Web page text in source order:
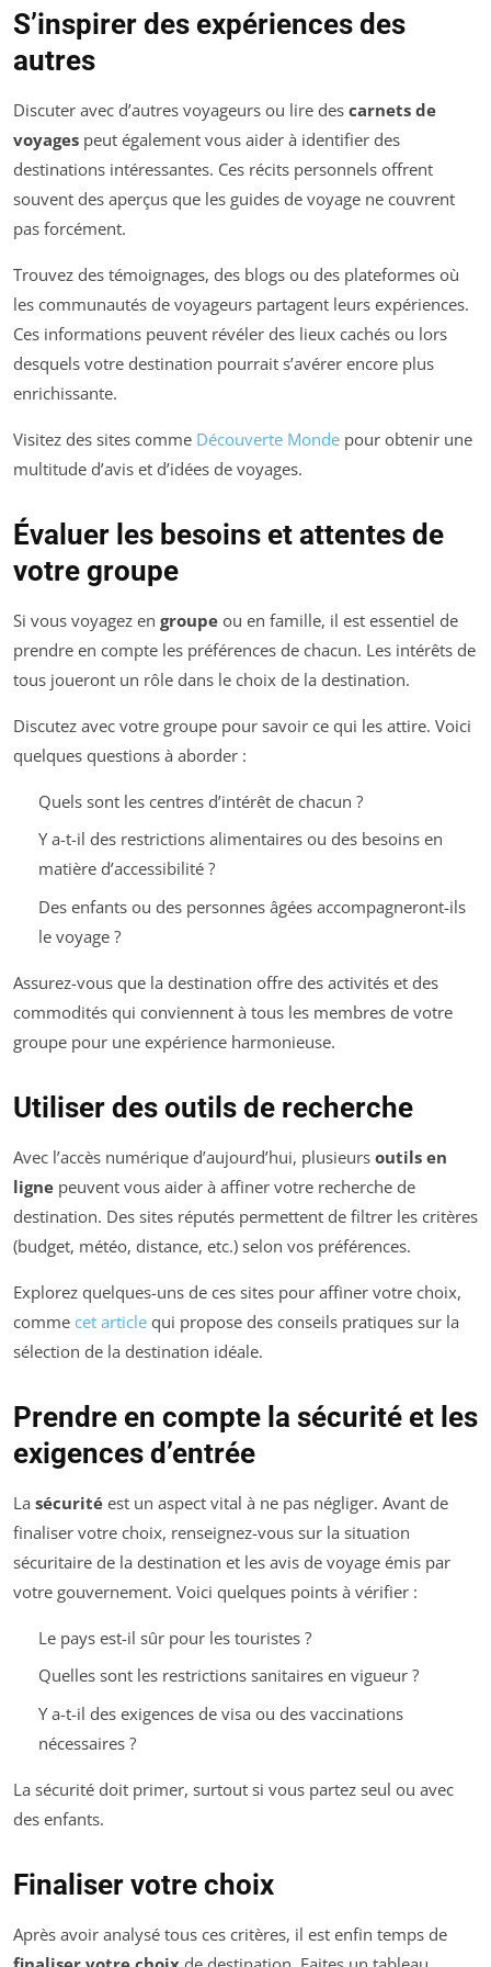
S’inspirer des expériences des
autres
Discuter avec d’autres voyageurs ou lire des carnets de
voyages peut également vous aider à identifier des
destinations intéressantes. Ces récits personnels offrent
souvent des aperçus que les guides de voyage ne couvrent
pas forcément.
Trouvez des témoignages, des blogs ou des plateformes où
les communautés de voyageurs partagent leurs expériences.
Ces informations peuvent révéler des lieux cachés ou lors
desquels votre destination pourrait s’avérer encore plus
enrichissante.
Visitez des sites comme Découverte Monde pour obtenir une
multitude d’avis et d’idées de voyages.
Évaluer les besoins et attentes de
votre groupe
Si vous voyagez en groupe ou en famille, il est essentiel de
prendre en compte les préférences de chacun. Les intérêts de
tous joueront un rôle dans le choix de la destination.
Discutez avec votre groupe pour savoir ce qui les attire. Voici
quelques questions à aborder :
Quels sont les centres d’intérêt de chacun ?
Y a-t-il des restrictions alimentaires ou des besoins en
matière d’accessibilité ?
Des enfants ou des personnes âgées accompagneront-ils
le voyage ?
Assurez-vous que la destination offre des activités et des
commodités qui conviennent à tous les membres de votre
groupe pour une expérience harmonieuse.
Utiliser des outils de recherche
Avec l’accès numérique d’aujourd’hui, plusieurs outils en
ligne peuvent vous aider à affiner votre recherche de
destination. Des sites réputés permettent de filtrer les critères
(budget, météo, distance, etc.) selon vos préférences.
Explorez quelques-uns de ces sites pour affiner votre choix,
comme cet article qui propose des conseils pratiques sur la
sélection de la destination idéale.
Prendre en compte la sécurité et les
exigences d’entrée
La sécurité est un aspect vital à ne pas négliger. Avant de
finaliser votre choix, renseignez-vous sur la situation
sécuritaire de la destination et les avis de voyage émis par
votre gouvernement. Voici quelques points à vérifier :
Le pays est-il sûr pour les touristes ?
Quelles sont les restrictions sanitaires en vigueur ?
Y a-t-il des exigences de visa ou des vaccinations
nécessaires ?
La sécurité doit primer, surtout si vous partez seul ou avec
des enfants.
Finaliser votre choix
Après avoir analysé tous ces critères, il est enfin temps de